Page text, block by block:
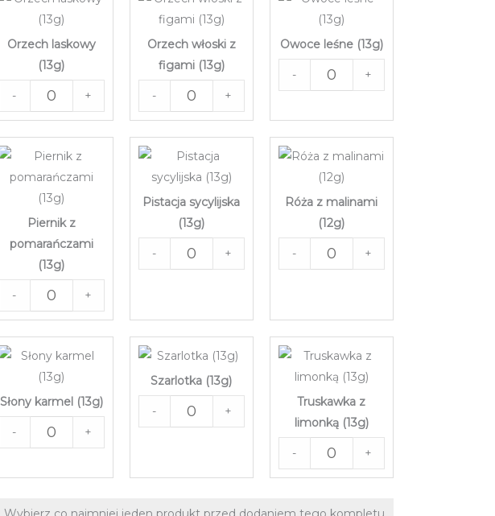
Orzech laskowy
(13g)
- +
Orzech włoski z
figami (13g)
- +
Owoce leśne (13g)
- +
Piernik z
pomarańczami
(13g)
- +
Pistacja sycylijska
(13g)
- +
Róża z malinami
(12g)
- +
Słony karmel (13g)
- +
Szarlotka (13g)
- +
Truskawka z
limonką (13g)
- +